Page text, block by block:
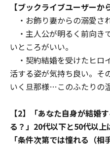
【ブックライブユーザーか
・お飾り妻からの溺愛さ
・主人公が明るく前向き
いところがいい。
・契約結婚を受けたヒロ
活する姿が気持ち良い。そ
いく旦那様…このふたりの
【2】「あなた自身が結婚
る？」20代以下と50代以
「条件次第では憧れる（相